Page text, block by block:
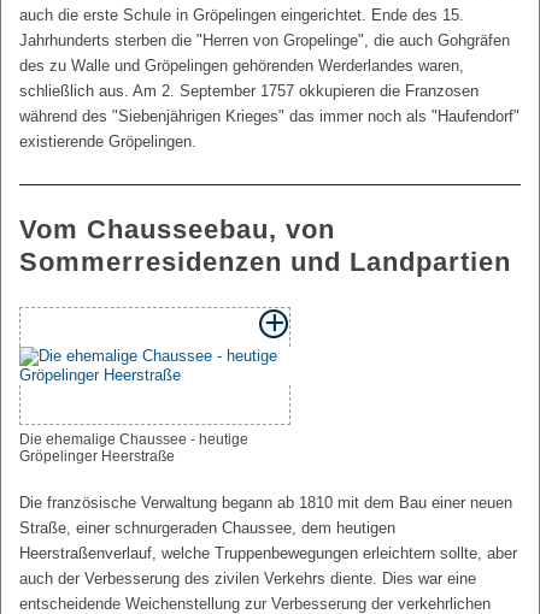
auch die erste Schule in Gröpelingen eingerichtet. Ende des 15.
Jahrhunderts sterben die "Herren von Gropelinge", die auch Gohgräfen
des zu Walle und Gröpelingen gehörenden Werderlandes waren,
schließlich aus. Am 2. September 1757 okkupieren die Franzosen
während des "Siebenjährigen Krieges" das immer noch als "Haufendorf"
existierende Gröpelingen.
Vom Chausseebau, von
Sommerresidenzen und Landpartien
Die ehemalige Chaussee - heutige
Gröpelinger Heerstraße
Die französische Verwaltung begann ab 1810 mit dem Bau einer neuen
Straße, einer schnurgeraden Chaussee, dem heutigen
Heerstraßenverlauf, welche Truppenbewegungen erleichtern sollte, aber
auch der Verbesserung des zivilen Verkehrs diente. Dies war eine
entscheidende Weichenstellung zur Verbesserung der verkehrlichen